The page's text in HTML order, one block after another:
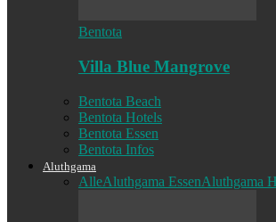
Bentota
Villa Blue Mangrove
Bentota Beach
Bentota Hotels
Bentota Essen
Bentota Infos
Aluthgama
AlleAluthgama EssenAluthgama